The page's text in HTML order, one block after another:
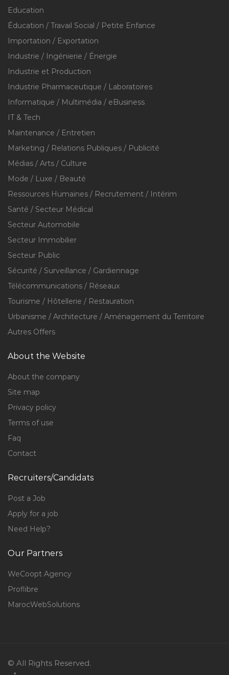
Education
Éducation / Travail Social / Petite Enfance
Importation / Exportation
Industrie / Ingénierie / Énergie
Industrie et Production
Industrie Pharmaceutique / Laboratoires
Informatique / Multimédia / eBusiness
IT & Tech
Maintenance / Entretien
Marketing / Relations Publiques / Publicité
Médias / Arts / Culture
Mode / Luxe / Beauté
Ressources Humaines / Recrutement / Intérim
Santé / Secteur Médical
Secteur Automobile
Secteur Immobilier
Secteur Public
Sécurité / Surveillance / Gardiennage
Télécommunications / Réseaux
Tourisme / Hôtellerie / Restauration
Urbanisme / Architecture / Aménagement du Territoire
Autres Offers
About the Website
About the company
Site map
Privacy policy
Terms of use
Faq
Contact
Recruiters/Candidats
Post a Job
Apply for a job
Need Help?
Our Partners
WeCoopt Agency
Proflibre
MarocWebSolutions
© All Rights Reserved.